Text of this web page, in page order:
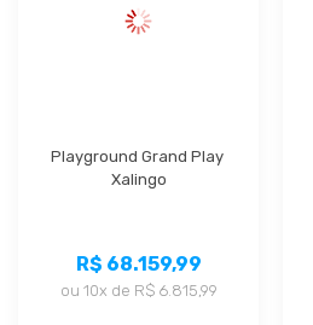
Playground Grand Play
Xalingo
R$ 68.159,99
ou 10x de R$ 6.815,99